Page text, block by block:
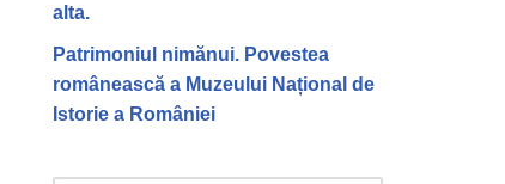
alta.
Patrimoniul nimănui. Povestea
românească a Muzeului Național de
Istorie a României